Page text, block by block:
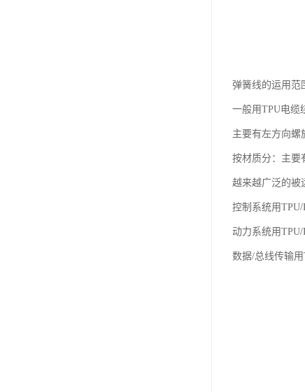
弹簧线的运用范
一般用TPU电缆
主要有左方向螺
按材质分：主要
越来越广泛的被
控制系统用
动力系统用
数据/总线传输